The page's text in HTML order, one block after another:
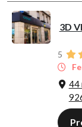
3D
5
44